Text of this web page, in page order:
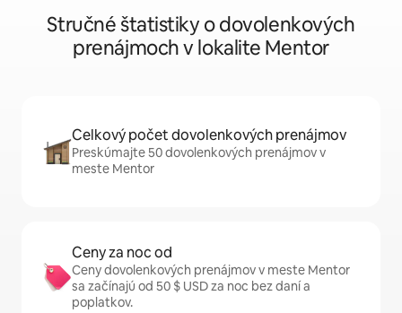
Stručné štatistiky o dovolenkových
prenájmoch v lokalite Mentor
Celkový počet dovolenkových prenájmov
Preskúmajte 50 dovolenkových prenájmov v
meste Mentor
Ceny za noc od
Ceny dovolenkových prenájmov v meste Mentor
sa začínajú od 50 $ USD za noc bez daní a
poplatkov.